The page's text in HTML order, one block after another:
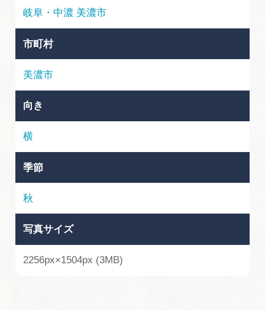
体験予約サイト「ＶＩＳＩＴ岐阜県」
岐阜県アウトドア観光キャンペーン
岐阜県まるごと観光エリアガイド
岐阜県観光データベース
旅行会社・観光事業者の皆様へ
岐阜・中濃 美濃市
市町村
美濃市
向き
横
季節
秋
写真サイズ
2256px×1504px (3MB)